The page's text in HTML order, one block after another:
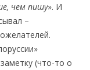
чем пишу». И
–
(что-то о